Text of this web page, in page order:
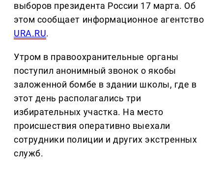
выборов президента России 17 марта. Об
этом сообщает информационное агентство
URA.RU.
Утром в правоохранительные органы
поступил анонимный звонок о якобы
заложенной бомбе в здании школы, где в
этот день располагались три
избирательных участка. На место
происшествия оперативно выехали
сотрудники полиции и других экстренных
служб.